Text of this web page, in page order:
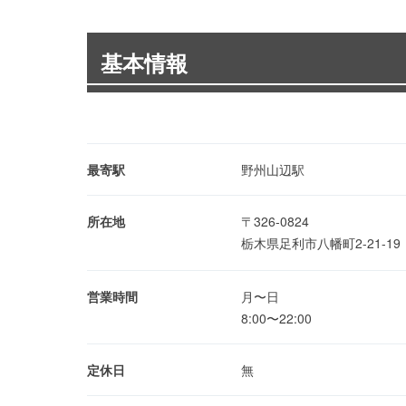
基本情報
最寄駅 野州山辺駅
所在地
〒326-0824
栃木県足利市八幡町2-21-19
営業時間
月〜日
8:00〜22:00
定休日 無